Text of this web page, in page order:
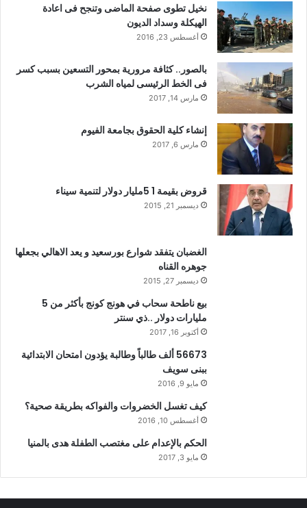
نخيل تطوى صفحة الماضى وتنجح فى اعادة
الهيكلة وسداد الديون
أغسطس 23, 2016
بالصور.. كثافة مرورية بمحور التسعين بسبب كسر
فى الخط الرئيسى لمياه الشرب
مارس 14, 2017
إنشاء كلية الحقوق بجامعة الفيوم
مارس 6, 2017
قروض بقيمة 1 5مليار دولار لتنمية سيناء
ديسمبر 21, 2015
الغضبان يتفقد شوارع بورسعيد و يعد الاهالي بجعلها
جوهره القناه
ديسمبر 27, 2015
بيع ناطحة سحاب في هونج كونج بأكثر من 5
مليارات دولار ..ذي سنتر
أكتوبر 16, 2017
56673 ألف طالباً وطالبة يؤدون امتحان الابتدائية
ببنى سويف
مايو 9, 2016
كيف تغسل الخضروات والفواكه بطريقة صحية؟
أغسطس 10, 2016
الحكم بالإعدام على مغتصب الطفلة هدى بالمنيا
مايو 3, 2017